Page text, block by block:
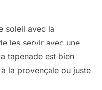
soleil avec la
les servir avec une
tapenade est bien
la provençale ou juste